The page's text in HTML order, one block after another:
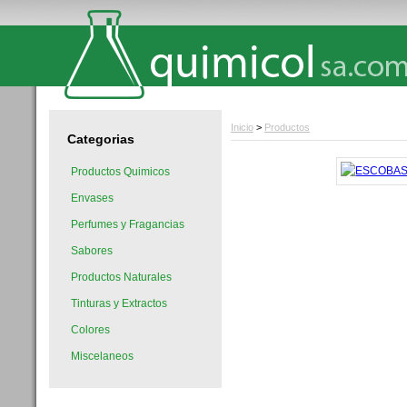
Categorias
Productos Quimicos
Envases
Perfumes y Fragancias
Sabores
Productos Naturales
Tinturas y Extractos
Colores
Miscelaneos
Inicio > Productos